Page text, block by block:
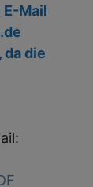
Mail
die